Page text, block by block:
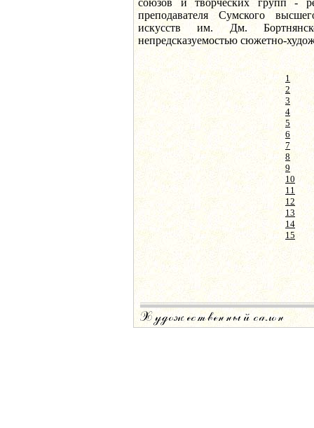
союзов и творческих групп -
преподавателя Сумского
искусств им. Дм.
непредсказуемостью сюжетно-
1
2
3
4
5
6
7
8
9
10
11
12
13
14
15